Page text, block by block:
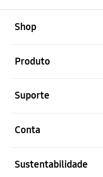
Shop
Produto
Suporte
Conta
Sustentabilidade